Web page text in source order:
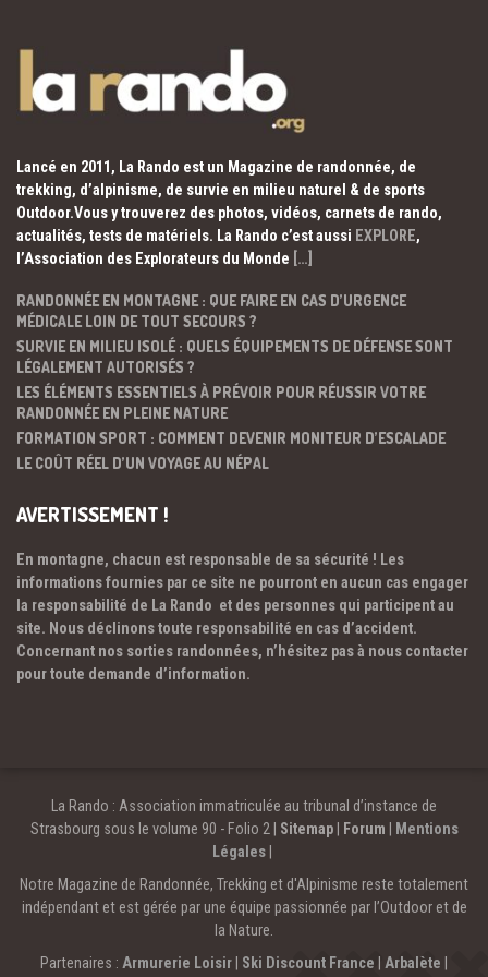
Lancé en 2011, La Rando est un Magazine de randonnée, de
trekking, d’alpinisme, de survie en milieu naturel & de sports
Outdoor.Vous y trouverez des photos, vidéos, carnets de rando,
actualités, tests de matériels. La Rando c’est aussi EXPLORE,
l’Association des Explorateurs du Monde […]
RANDONNÉE EN MONTAGNE : QUE FAIRE EN CAS D’URGENCE
MÉDICALE LOIN DE TOUT SECOURS ?
SURVIE EN MILIEU ISOLÉ : QUELS ÉQUIPEMENTS DE DÉFENSE SONT
LÉGALEMENT AUTORISÉS ?
LES ÉLÉMENTS ESSENTIELS À PRÉVOIR POUR RÉUSSIR VOTRE
RANDONNÉE EN PLEINE NATURE
FORMATION SPORT : COMMENT DEVENIR MONITEUR D’ESCALADE
LE COÛT RÉEL D’UN VOYAGE AU NÉPAL
AVERTISSEMENT !
En montagne, chacun est responsable de sa sécurité ! Les
informations fournies par ce site ne pourront en aucun cas engager
la responsabilité de La Rando et des personnes qui participent au
site. Nous déclinons toute responsabilité en cas d’accident.
Concernant nos sorties randonnées, n’hésitez pas à nous contacter
pour toute demande d’information.
La Rando : Association immatriculée au tribunal d’instance de
Strasbourg sous le volume 90 - Folio 2 | Sitemap| Forum
Mentions
Légales
Notre Magazine de Randonnée, Trekking et d'Alpinisme reste totalement
indépendant et est gérée par une équipe passionnée par l’Outdoor et de
la Nature.
Partenaires : Armurerie Loisir Ski Discount France Arbalète